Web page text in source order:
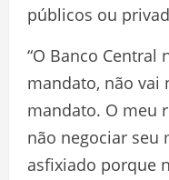
públicos ou
“O Banco Central
mandato, não vai
mandato. O meu
não negociar seu
asfixiado porque